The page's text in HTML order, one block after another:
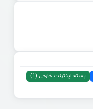
بسته اینترنت خارجی (1)